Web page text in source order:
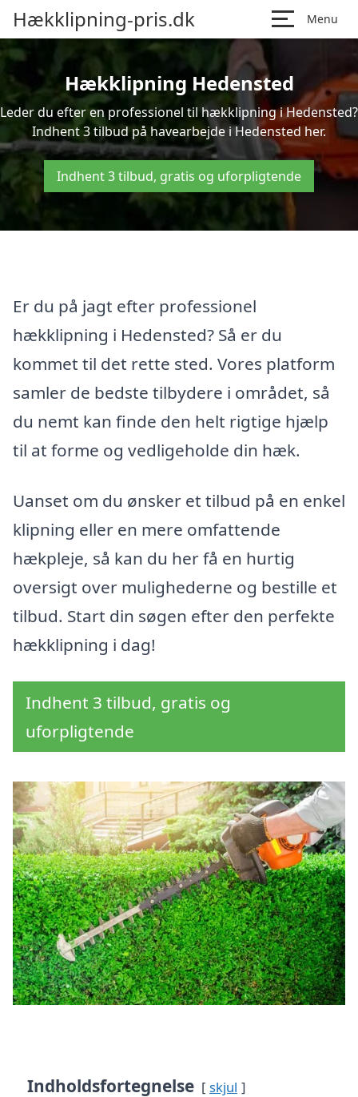
Hækklipning-pris.dk Menu
Hækklipning Hedensted
Leder du efter en professionel til hækklipning i Hedensted?
Indhent 3 tilbud på havearbejde i Hedensted her.
Indhent 3 tilbud, gratis og uforpligtende
Er du på jagt efter professionel
hækklipning i Hedensted? Så er du
kommet til det rette sted. Vores platform
samler de bedste tilbydere i området, så
du nemt kan finde den helt rigtige hjælp
til at forme og vedligeholde din hæk.
Uanset om du ønsker et tilbud på en enkel
klipning eller en mere omfattende
hækpleje, så kan du her få en hurtig
oversigt over mulighederne og bestille et
tilbud. Start din søgen efter den perfekte
hækklipning i dag!
Indhent 3 tilbud, gratis og
uforpligtende
Indholdsfortegnelse skjul